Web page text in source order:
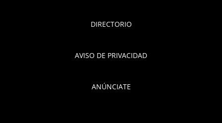
DIRECTORIO
AVISO DE PRIVACIDAD
ANÚNCIATE